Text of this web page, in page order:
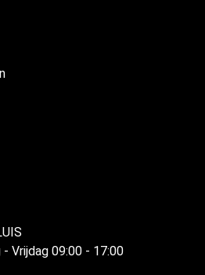
- Vrijdag 09:00 - 17:00